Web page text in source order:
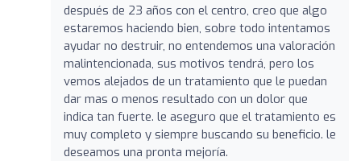
después de 23 años con el centro, creo que algo
estaremos haciendo bien, sobre todo intentamos
ayudar no destruir, no entendemos una valoración
malintencionada, sus motivos tendrá, pero los
vemos alejados de un tratamiento que le puedan
dar mas o menos resultado con un dolor que
indica tan fuerte. le aseguro que el tratamiento es
muy completo y siempre buscando su beneficio. le
deseamos una pronta mejoría.